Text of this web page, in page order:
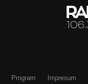
Program Impresum